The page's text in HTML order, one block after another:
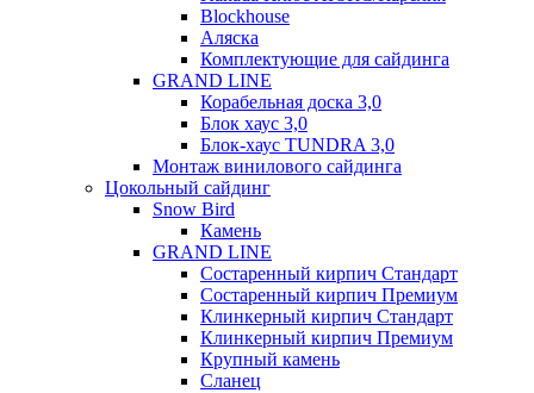
Blockhouse
Аляска
Комплектующие для сайдинга
GRAND LINE
Корабельная доска 3,0
Блок хаус 3,0
Блок-хаус TUNDRA 3,0
Монтаж винилового сайдинга
Цокольный сайдинг
Snow Bird
Камень
GRAND LINE
Состаренный кирпич Стандарт
Состаренный кирпич Премиум
Клинкерный кирпич Стандарт
Клинкерный кирпич Премиум
Крупный камень
Сланец